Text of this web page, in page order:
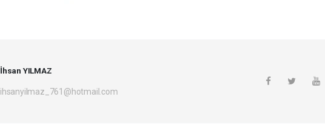
İhsan YILMAZ
ihsanyilmaz_761@hotmail.com